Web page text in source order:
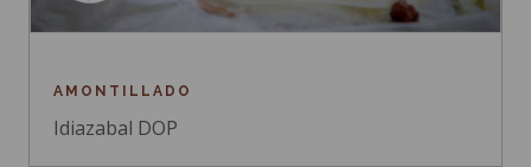
AMONTILLADO
Idiazabal DOP